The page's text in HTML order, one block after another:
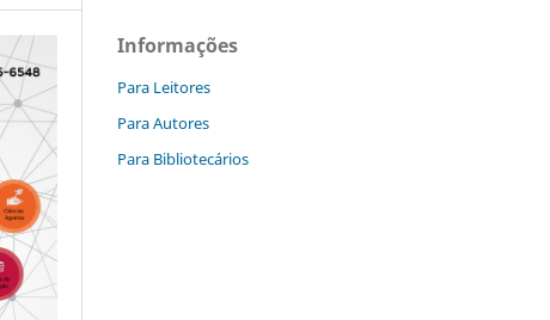
Informações
Para Leitores
Para Autores
Para Bibliotecários